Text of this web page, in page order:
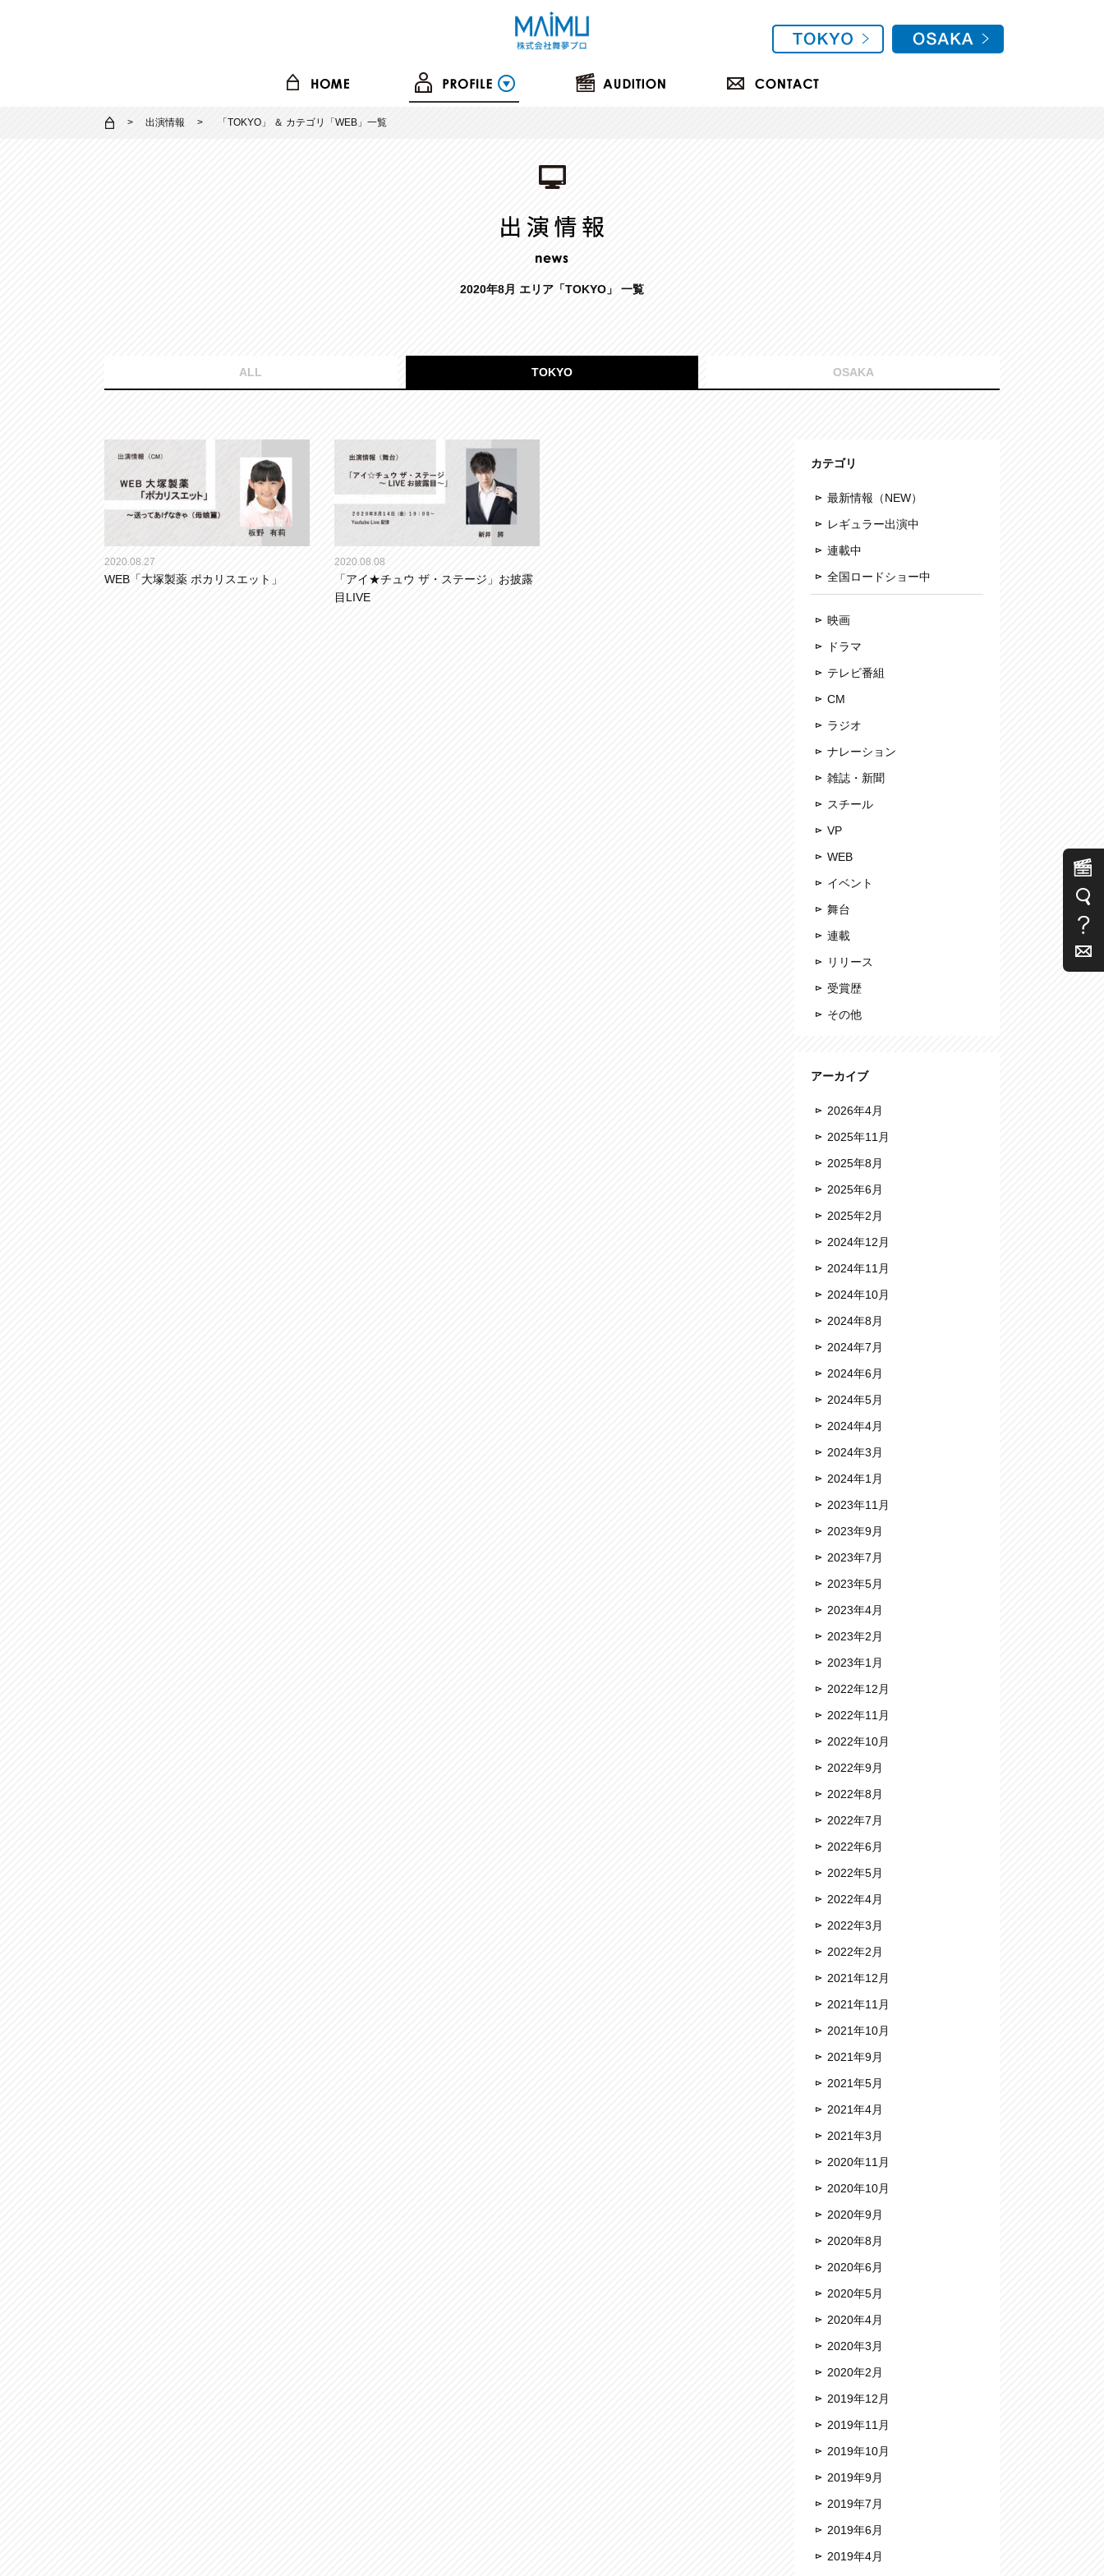
出演情報 「 TOKYO 」 ＆ カテゴリ「 WEB 」一覧
2020年8月 エリア「TOKYO」 一覧
ALL TOKYO OSAKA
2020.08.27
WEB「大塚製薬 ポカリスエット」
2020.08.08
「アイ★チュウ ザ・ステージ」お披露
目LIVE
カテゴリ
最新情報（NEW）
レギュラー出演中
連載中
全国ロードショー中
映画
ドラマ
テレビ番組
CM
ラジオ
ナレーション
雑誌・新聞
スチール
VP
WEB
イベント
舞台
連載
リリース
受賞歴
その他
アーカイブ
2026年4月
2025年11月
2025年8月
2025年6月
2025年2月
2024年12月
2024年11月
2024年10月
2024年8月
2024年7月
2024年6月
2024年5月
2024年4月
2024年3月
2024年1月
2023年11月
2023年9月
2023年7月
2023年5月
2023年4月
2023年2月
2023年1月
2022年12月
2022年11月
2022年10月
2022年9月
2022年8月
2022年7月
2022年6月
2022年5月
2022年4月
2022年3月
2022年2月
2021年12月
2021年11月
2021年10月
2021年9月
2021年5月
2021年4月
2021年3月
2020年11月
2020年10月
2020年9月
2020年8月
2020年6月
2020年5月
2020年4月
2020年3月
2020年2月
2019年12月
2019年11月
2019年10月
2019年9月
2019年7月
2019年6月
2019年4月